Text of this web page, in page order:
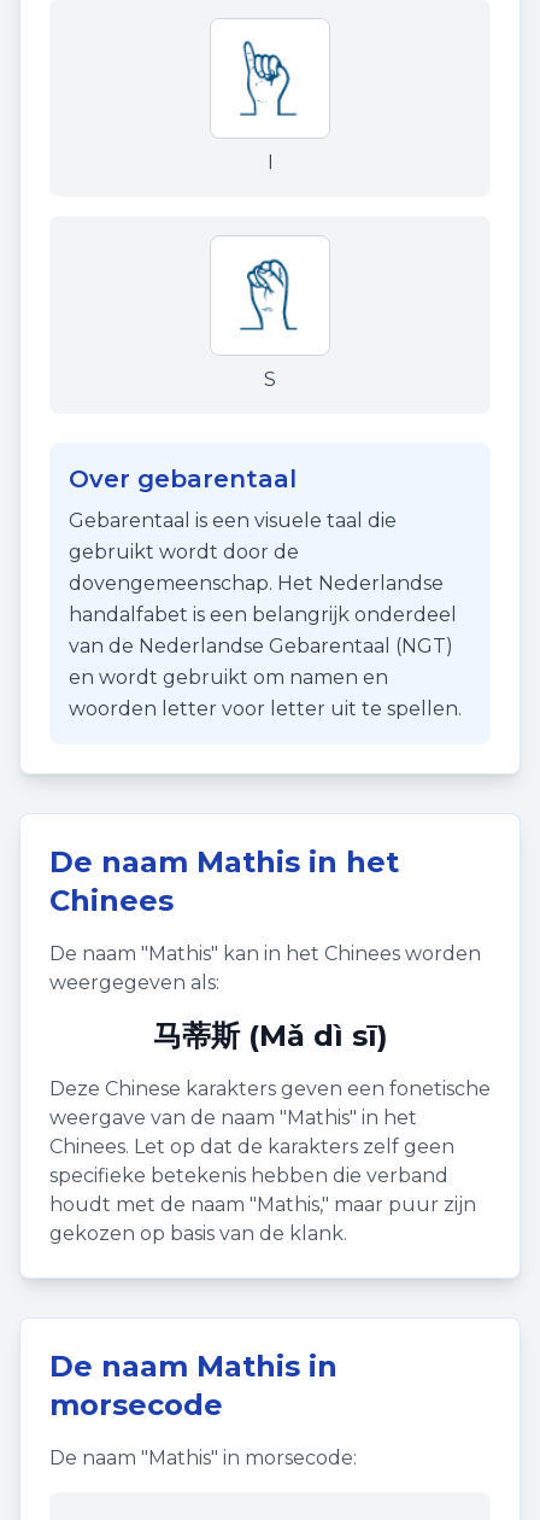
I
S
Over gebarentaal
Gebarentaal is een visuele taal die
gebruikt wordt door de
dovengemeenschap. Het Nederlandse
handalfabet is een belangrijk onderdeel
van de Nederlandse Gebarentaal (NGT)
en wordt gebruikt om namen en
woorden letter voor letter uit te spellen.
De naam Mathis in het
Chinees
De naam "Mathis" kan in het Chinees worden
weergegeven als:
马蒂斯 (Mǎ dì sī)
Deze Chinese karakters geven een fonetische
weergave van de naam "Mathis" in het
Chinees. Let op dat de karakters zelf geen
specifieke betekenis hebben die verband
houdt met de naam "Mathis," maar puur zijn
gekozen op basis van de klank.
De naam Mathis in
morsecode
De naam "Mathis" in morsecode: